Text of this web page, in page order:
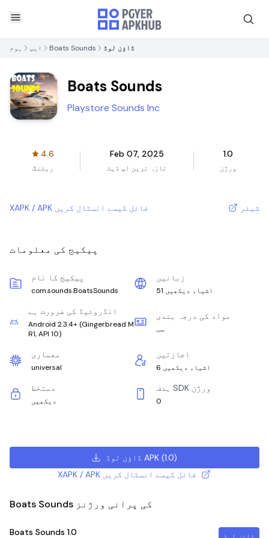
ہوم ایپ Boats Sounds ڈاؤن لوڈ
Boats Sounds
Playstore Sounds Inc
4.6
ریٹنگ
Feb 07, 2025
تازہ ترین اپ ڈیٹ
1.0
ورژن
XAPK / APK فائل کیسے انسٹال کریں شیئر
پیکیج کی معلومات
پیکیج کا نام
com.sounds.BoatsSounds
زبانیں
51 اشیاء دیکھیں
انڈروئیڈ کی ضرورت ہے
Android 2.3.4+ (Gingerbread M
R1, API 10)
مواد کی درجہ بندی
سب
معماری
universal
اجازتیں
6 اشیاء دیکھیں
دستخط
دیکھیں
ہدف SDK ورژن
0
ڈاؤن لوڈ APK (1.0)
XAPK / APK فائل کیسے انسٹال کریں
Boats Sounds کی پرانی ورژنز
Boats Sounds 1.0